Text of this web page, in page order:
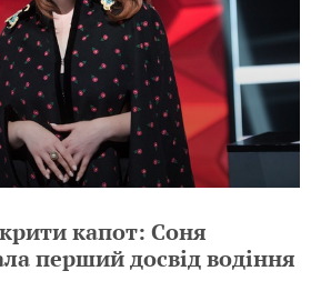
капот: Соня
перший досвід водіння